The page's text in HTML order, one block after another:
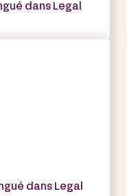
dans Legal
dans Legal